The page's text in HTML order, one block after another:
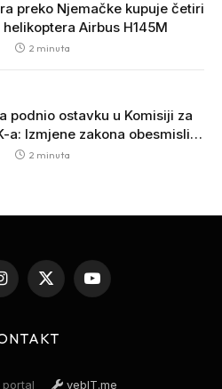
preko Njemačke kupuje četiri
Airbus H145M
2 minuta
podnio ostavku u Komisiji za
a: Izmjene zakona obesmislile
a
2 minuta
X
YouTube
vebIT.me